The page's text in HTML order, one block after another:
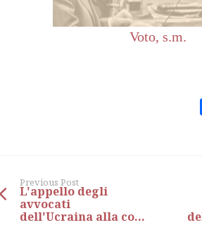
Voto, s.m.
Previous Post
L'appello degli
avvocati
dell'Ucraina alla co...